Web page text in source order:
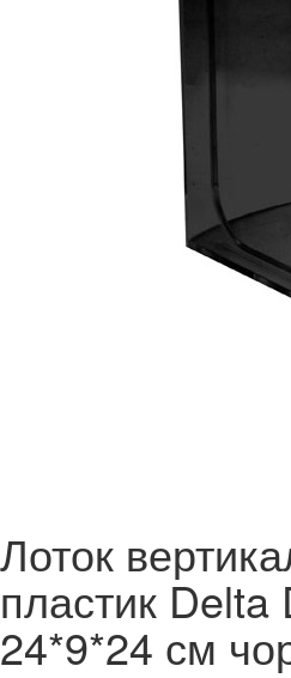
Лоток
пластик Delta
24*9*24 см